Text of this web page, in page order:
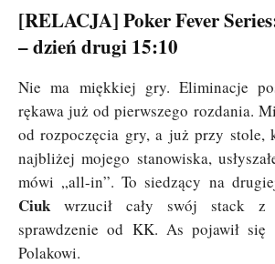
[RELACJA] Poker Fever
– dzień drugi 15:10
Nie ma miękkiej gry. Eliminacje
rękawa już od pierwszego rozdania.
od rozpoczęcia gry, a już przy stole,
najbliżej mojego stanowiska,
mówi „all-in”. To siedzący na
Ciuk wrzucił cały swój stack
sprawdzenie od KK. As pojawił się
Polakowi.